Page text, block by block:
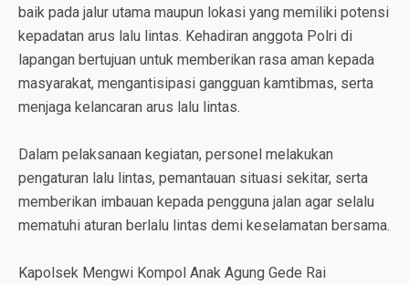
baik pada jalur utama maupun lokasi yang memiliki potensi
kepadatan arus lalu lintas. Kehadiran anggota Polri di
lapangan bertujuan untuk memberikan rasa aman kepada
masyarakat, mengantisipasi gangguan kamtibmas, serta
menjaga kelancaran arus lalu lintas.
Dalam pelaksanaan kegiatan, personel melakukan
pengaturan lalu lintas, pemantauan situasi sekitar, serta
memberikan imbauan kepada pengguna jalan agar selalu
mematuhi aturan berlalu lintas demi keselamatan bersama.
Kapolsek Mengwi Kompol Anak Agung Gede Rai